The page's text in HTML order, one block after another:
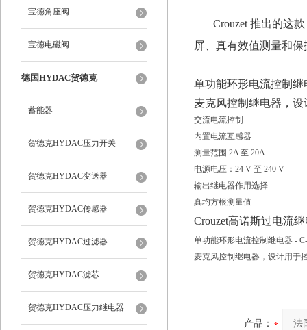
宝德角座阀
宝德电磁阀
德国HYDAC贺德克
蓄能器
贺德克HYDAC压力开关
贺德克HYDAC变送器
贺德克HYDAC传感器
贺德克HYDAC过滤器
贺德克HYDAC滤芯
贺德克HYDAC压力继电器
Crouzet 推出的这款
屏、真有效值测量和
单功能环形电流控制继
麦克风控制继电器，
交流电流控制
内置电流互感器
测量范围 2A 至 20A
电源电压：24 V 至 240 V
输出继电器作用选择
真均方根测量值
Crouzet高诺斯过电流继
单功能环形电流控制继电器 -
麦克风控制继电器，设计用于
产品：